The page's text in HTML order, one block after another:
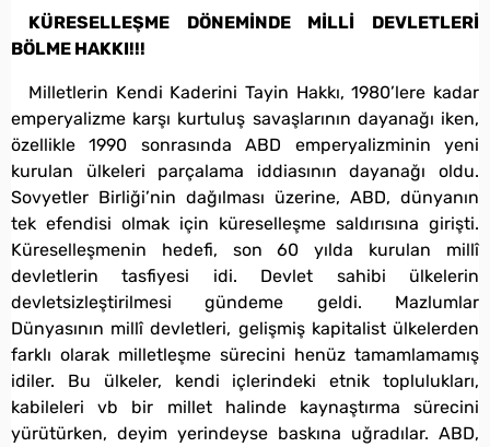
KÜRESELLEŞME DÖNEMİNDE MİLLİ DEVLETLERİ
BÖLME HAKKI!!!
Milletlerin Kendi Kaderini Tayin Hakkı, 1980’lere kadar
emperyalizme karşı kurtuluş savaşlarının dayanağı iken,
özellikle 1990 sonrasında ABD emperyalizminin yeni
kurulan ülkeleri parçalama iddiasının dayanağı oldu.
Sovyetler Birliği’nin dağılması üzerine, ABD, dünyanın
tek efendisi olmak için küreselleşme saldırısına girişti.
Küreselleşmenin hedefi, son 60 yılda kurulan millî
devletlerin tasfiyesi idi. Devlet sahibi ülkelerin
devletsizleştirilmesi gündeme geldi. Mazlumlar
Dünyasının millî devletleri, gelişmiş kapitalist ülkelerden
farklı olarak milletleşme sürecini henüz tamamlamamış
idiler. Bu ülkeler, kendi içlerindeki etnik toplulukları,
kabileleri vb bir millet halinde kaynaştırma sürecini
yürütürken, deyim yerindeyse baskına uğradılar. ABD,